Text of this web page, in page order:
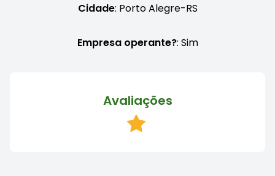
Cidade: Porto Alegre-RS
Empresa operante?: Sim
Avaliações